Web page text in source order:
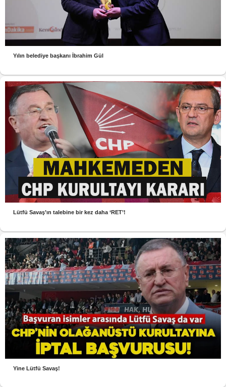
Yılın belediye başkanı İbrahim Gül
Lütfü Savaş’ın talebine bir kez daha ‘RET’!
Yine Lütfü Savaş!